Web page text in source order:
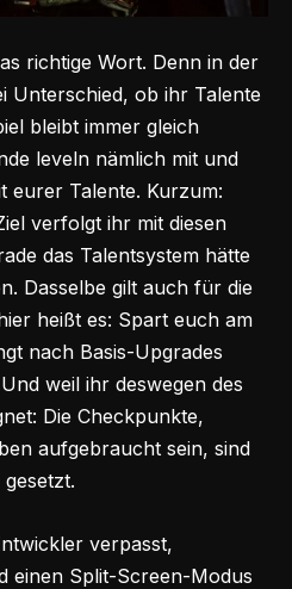
richtige Wort. Denn in der
Unterschied, ob ihr Talente
bleibt immer gleich
leveln nämlich mit und
eurer Talente. Kurzum:
verfolgt ihr mit diesen
das Talentsystem hätte
Dasselbe gilt auch für die
heißt es: Spart euch am
nach Basis-Upgrades
weil ihr deswegen des
Die Checkpunkte,
aufgebraucht sein, sind
verpasst,
einen Split-Screen-Modus